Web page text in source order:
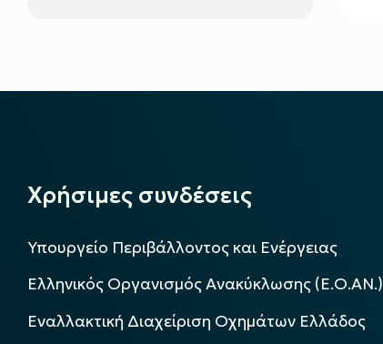
Χρήσιμες συνδέσεις
Υπουργείο Περιβάλλοντος και Ενέργειας
Ελληνικός Οργανισμός Ανακύκλωσης (Ε.Ο.ΑΝ.)
Εναλλακτική Διαχείριση Οχημάτων Ελλάδος